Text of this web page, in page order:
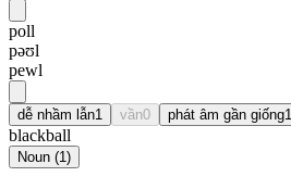
poll
pəʊl
pewl
dễ nhầm lẫn1 vần0 phát âm gần giống1
blackball
Noun (1)